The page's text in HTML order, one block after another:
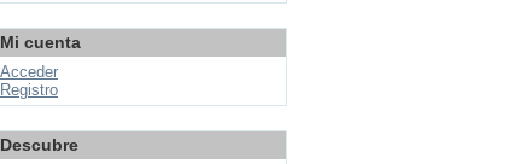
Mi cuenta
Acceder
Registro
Descubre